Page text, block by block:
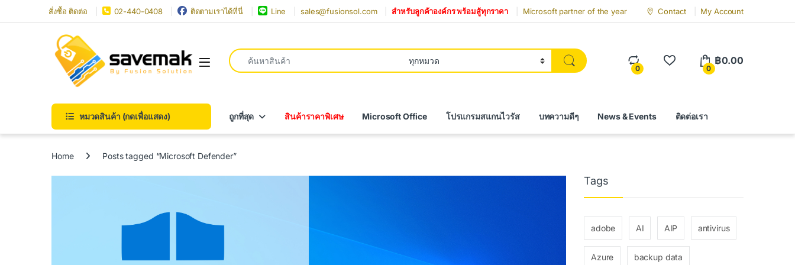
Skip to navigation
Skip to contentสั่งซื้อ ติดต่อ 02-440-0408 ติดตามเราได้ที่นี่ Line sales@fusionsol.com สำหรับลูกค้าองค์กร พร้อมสู้ทุกราคา Microsoft partner of the year Contact My Account
Open
Search for:
0 0
฿0.00
หมวดสินค้า (กดเพื่อแสดง) ถูกที่สุด สินค้าราคาพิเศษ Microsoft Office โปรแกรมสแกนไวรัส บทความดีๆ News & Events ติดต่อเรา
Home Posts tagged “Microsoft Defender”
Tags
adobe AI AIP antivirus
Azure backup data